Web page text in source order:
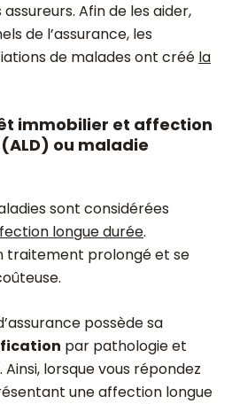
Afin de les aider,
de l’assurance, les
de malades ont créé la
immobilier et affection
ou maladie
sont considérées
longue durée.
traitement prolongé et se
possède sa
par pathologie et
lorsque vous répondez
une affection longue